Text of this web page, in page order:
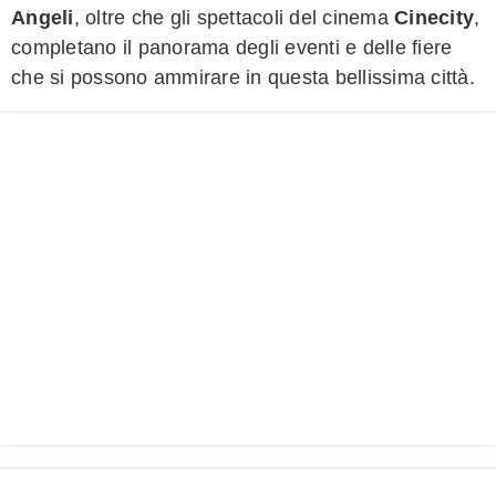
Angeli, oltre che gli spettacoli del cinema Cinecity,
completano il panorama degli eventi e delle fiere
che si possono ammirare in questa bellissima città.